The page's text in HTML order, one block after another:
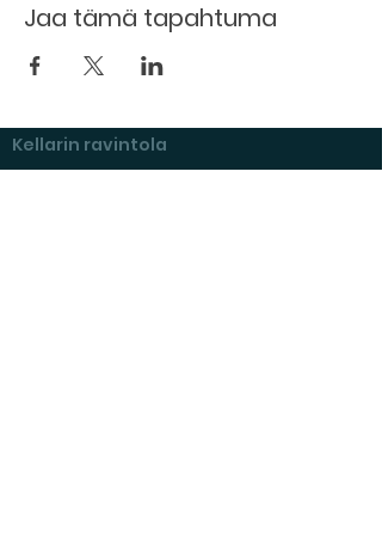
Jaa tämä tapahtuma
Kellarin ravintola